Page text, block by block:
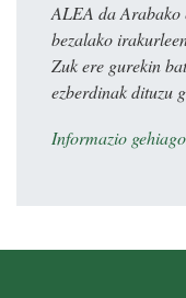
ALEA da Arabako
bezalako
Zuk ere gurekin
ezberdinak dituzu
Informazio gehiago